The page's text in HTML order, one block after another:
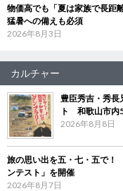
物価高でも「夏は家族で長距
猛暑への備えも必須
2026年8月3日
カルチャー
豊臣秀吉・秀長
ト 和歌山市内
2026年8月8日
旅の思い出を五・七・五で！
ンテスト」を開催
2026年8月7日